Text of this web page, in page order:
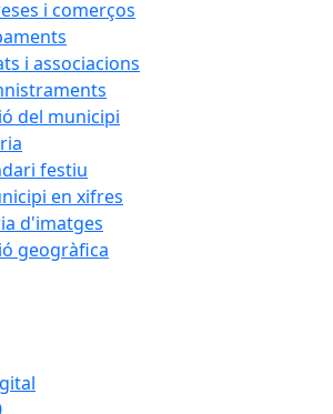
i comerços
i associacions
del municipi
festiu
en xifres
d'imatges
geogràfica